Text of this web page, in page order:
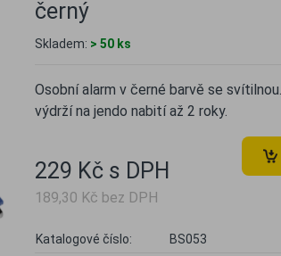
černý
Skladem: > 50 ks
Osobní alarm v černé barvě se
výdrží na jendo nabití až 2 roky.
229 Kč s DPH
189,30 Kč bez DPH
Katalogové číslo:
BS053